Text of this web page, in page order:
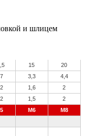
и шлицем
15
20
3,3
4,4
1,6
2
1,5
2
M6
M8